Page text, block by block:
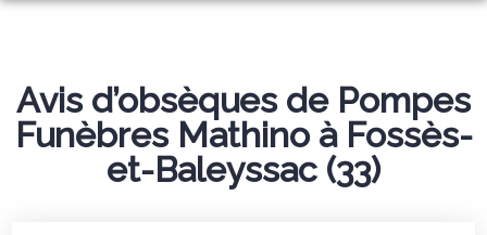
ORGANISER DES OBSÈQUES
PRÉVOIR SES OBSÈQUES
NOTRE CHAMBRE FUNERAIRE
ESPACES HOMMAGES
Avis d’obsèques de Pompes
Funèbres Mathino à Fossès-
et-Baleyssac (33)